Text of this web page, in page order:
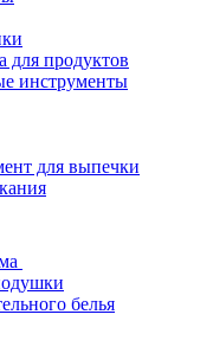
для продуктов
инструменты
для выпечки
белья